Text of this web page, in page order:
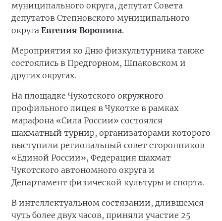
муниципального округа, депутат Совета
депутатов Степновского муниципального
округа Евгения Воронина.
Мероприятия ко Дню физкультурника также
состоялись в Предгорном, Шпаковском и
других округах.
На площадке Чукотского окружного
профильного лицея в Чукотке в рамках
марафона «Сила России» состоялся
шахматный турнир, организаторами которого
выступили региональный совет сторонников
«Единой России», Федерация шахмат
Чукотского автономного округа и
Департамент физической культуры и спорта.
В интеллектуальном состязании, длившемся
чуть более двух часов, приняли участие 25